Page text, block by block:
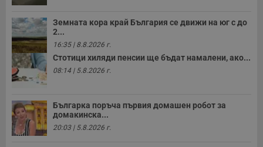
Земната кора край България се движи на юг с до
2...
16:35 | 8.8.2026 г.
Стотици хиляди пенсии ще бъдат намалени, ако...
08:14 | 5.8.2026 г.
Българка поръча първия домашен робот за
домакинска...
20:03 | 5.8.2026 г.